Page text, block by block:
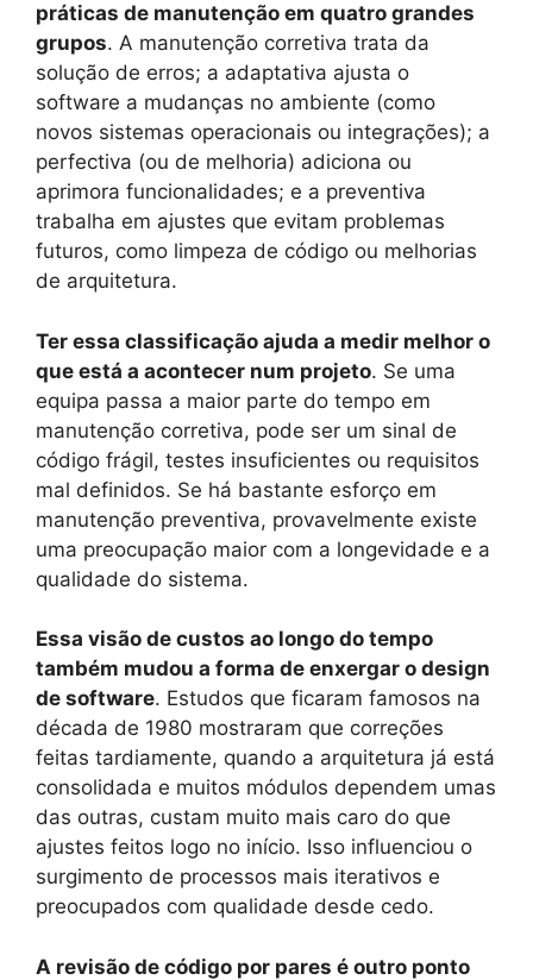
práticas de manutenção em quatro grandes
grupos. A manutenção corretiva trata da
solução de erros; a adaptativa ajusta o
software a mudanças no ambiente (como
novos sistemas operacionais ou integrações); a
perfectiva (ou de melhoria) adiciona ou
aprimora funcionalidades; e a preventiva
trabalha em ajustes que evitam problemas
futuros, como limpeza de código ou melhorias
de arquitetura.
Ter essa classificação ajuda a medir melhor o
que está a acontecer num projeto. Se uma
equipa passa a maior parte do tempo em
manutenção corretiva, pode ser um sinal de
código frágil, testes insuficientes ou requisitos
mal definidos. Se há bastante esforço em
manutenção preventiva, provavelmente existe
uma preocupação maior com a longevidade e a
qualidade do sistema.
Essa visão de custos ao longo do tempo
também mudou a forma de enxergar o design
de software. Estudos que ficaram famosos na
década de 1980 mostraram que correções
feitas tardiamente, quando a arquitetura já está
consolidada e muitos módulos dependem umas
das outras, custam muito mais caro do que
ajustes feitos logo no início. Isso influenciou o
surgimento de processos mais iterativos e
preocupados com qualidade desde cedo.
A revisão de código por pares é outro ponto